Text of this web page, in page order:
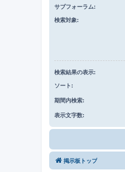
サブフォーラム:
検索対象:
検索結果の表示:
ソート:
期間内検索:
表示文字数:
掲示板トップ